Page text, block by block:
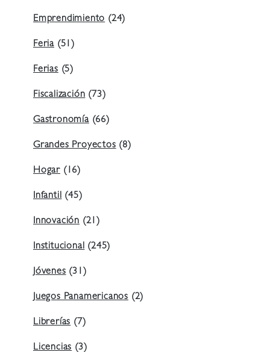
Emprendimiento(24)
Feria (51)
Ferias(5)
Fiscalización(73)
Gastronomía(66)
Grandes Proyectos(8)
Hogar (16)
Infantil(45)
Innovación (21)
Institucional(245)
Jóvenes(31)
Juegos Panamericanos (2)
Librerías(7)
Licencias(3)